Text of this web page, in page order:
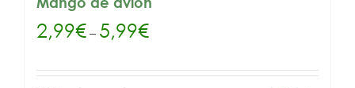
2,99€– 5,99€